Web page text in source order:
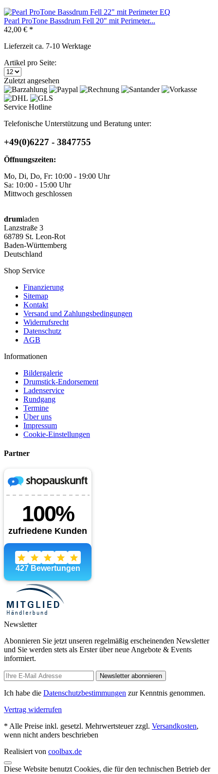
Pearl ProTone Bassdrum Fell 20" mit Perimeter...
42,00 € *
Lieferzeit ca. 7-10 Werktage
Artikel pro Seite:
Zuletzt angesehen
Service Hotline
Telefonische Unterstützung und Beratung unter:
+49(0)6227 - 3847755
Öffnungszeiten:
Mo, Di, Do, Fr: 10:00 - 19:00 Uhr
Sa: 10:00 - 15:00 Uhr
Mittwoch geschlossen
drumladen
Lanzstraße 3
68789 St. Leon-Rot
Baden-Württemberg
Deutschland
Shop Service
Finanzierung
Sitemap
Kontakt
Versand und Zahlungsbedingungen
Widerrufsrecht
Datenschutz
AGB
Informationen
Bildergalerie
Drumstick-Endorsement
Ladenservice
Rundgang
Termine
Über uns
Impressum
Cookie-Einstellungen
Partner
Newsletter
Abonnieren Sie jetzt unseren regelmäßig erscheinenden Newsletter
und Sie werden stets als Erster über neue Angebote & Events
informiert.
Newsletter abonnieren
Ich habe die Datenschutzbestimmungen zur Kenntnis genommen.
Vertrag widerrufen
* Alle Preise inkl. gesetzl. Mehrwertsteuer zzgl. Versandkosten,
wenn nicht anders beschrieben
Realisiert von coolbax.de
Diese Website benutzt Cookies, die für den technischen Betrieb der